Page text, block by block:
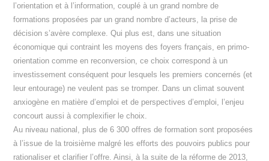
l’orientation et à l’information, couplé à un grand nombre de
formations proposées par un grand nombre d’acteurs, la prise de
décision s’avère complexe. Qui plus est, dans une situation
économique qui contraint les moyens des foyers français, en primo-
orientation comme en reconversion, ce choix correspond à un
investissement conséquent pour lesquels les premiers concernés (et
leur entourage) ne veulent pas se tromper. Dans un climat souvent
anxiogène en matière d’emploi et de perspectives d’emploi, l’enjeu
concourt aussi à complexifier le choix.
Au niveau national, plus de 6 300 offres de formation sont proposées
à l’issue de la troisième malgré les efforts des pouvoirs publics pour
rationaliser et clarifier l’offre. Ainsi, à la suite de la réforme de 2013,